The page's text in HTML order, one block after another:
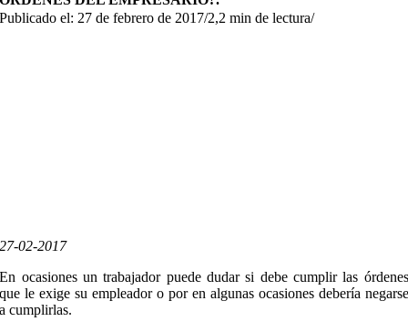
Publicado el: 27 de febrero de 2017/2,2 min de lectura/
27-02-2017
En ocasiones un trabajador puede dudar si debe cumplir las órdenes
que le exige su empleador o por en algunas ocasiones debería negarse
a cumplirlas.